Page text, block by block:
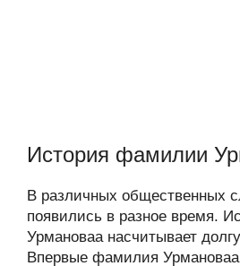
История фамилии
В различных общественных
появились в разное время.
Урмановаа насчитывает
Впервые фамилия Урмановаа